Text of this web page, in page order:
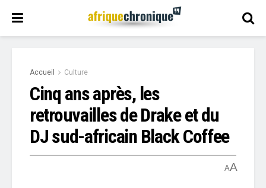
Accueil Culture
Cinq ans après, les
retrouvailles de Drake et du
DJ sud-africain Black Coffee
AA